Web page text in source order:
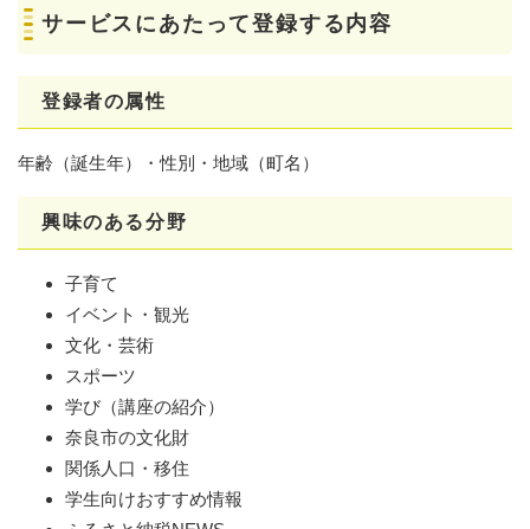
サービスにあたって登録する内容
登録者の属性
年齢（誕生年）・性別・地域（町名）
興味のある分野
子育て
イベント・観光
文化・芸術
スポーツ
学び（講座の紹介）
奈良市の文化財
関係人口・移住
学生向けおすすめ情報